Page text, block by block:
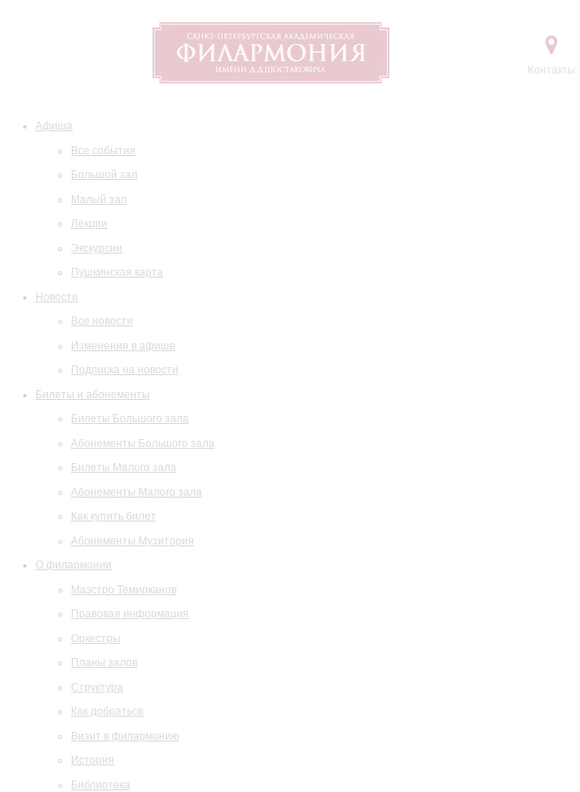
Контакты
Афиша
Все события
Большой зал
Малый зал
Лекции
Экскурсии
Пушкинская карта
Новости
Все новости
Изменения в афише
Подписка на новости
Билеты и абонементы
Билеты Большого зала
Абонементы Большого зала
Билеты Малого зала
Абонементы Малого зала
Как купить билет
Абонементы Музитория
О филармонии
Маэстро Темирканов
Правовая информация
Оркестры
Планы залов
Структура
Как добраться
Визит в филармонию
История
Библиотека